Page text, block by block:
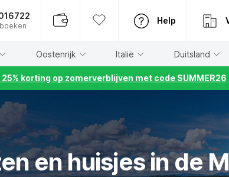
Help
Oostenrijk Italië Duitsland
korting op zomerverblijven met code SUMMER26
en huisjes in de